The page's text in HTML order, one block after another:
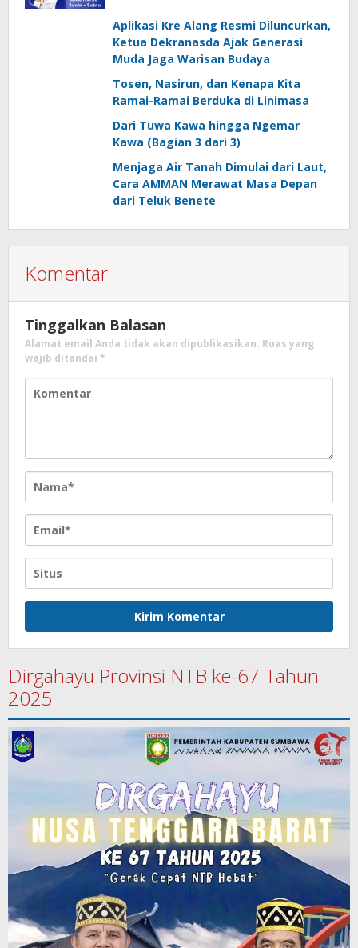
Aplikasi Kre Alang Resmi Diluncurkan,
Ketua Dekranasda Ajak Generasi
Muda Jaga Warisan Budaya
Tosen, Nasirun, dan Kenapa Kita
Ramai-Ramai Berduka di Linimasa
Dari Tuwa Kawa hingga Ngemar
Kawa (Bagian 3 dari 3)
Menjaga Air Tanah Dimulai dari Laut,
Cara AMMAN Merawat Masa Depan
dari Teluk Benete
Komentar
Tinggalkan Balasan
Alamat email Anda tidak akan dipublikasikan. Ruas yang
wajib ditandai *
Dirgahayu Provinsi NTB ke-67 Tahun
2025